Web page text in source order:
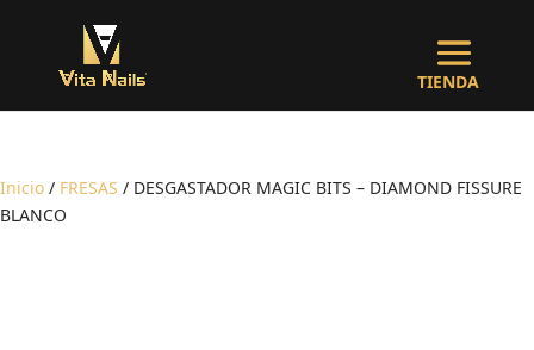
Inicio / FRESAS / DESGASTADOR MAGIC BITS – DIAMOND FISSURE
BLANCO